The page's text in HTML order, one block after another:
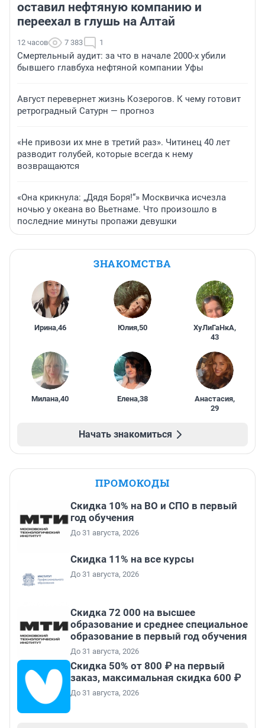
оставил нефтяную компанию и
переехал в глушь на Алтай
12 часов 7 383 1
Смертельный аудит: за что в начале 2000-х убили
бывшего главбуха нефтяной компании Уфы
Август перевернет жизнь Козерогов. К чему готовит
ретроградный Сатурн — прогноз
«Не привози их мне в третий раз». Читинец 40 лет
разводит голубей, которые всегда к нему
возвращаются
«Она крикнула: „Дядя Боря!“» Москвичка исчезла
ночью у океана во Вьетнаме. Что произошло в
последние минуты пропажи девушки
ЗНАКОМСТВА
Ирина,46 Юлия,50 ХуЛиГаНкА,
43
Милана,40 Елена,38 Анастасия,
29
Начать знакомиться
ПРОМОКОДЫ
Скидка 10% на ВО и СПО в первый
год обучения
До 31 августа, 2026
Скидка 11% на все курсы
До 31 августа, 2026
Скидка 72 000 на высшее
образование и среднее специальное
образование в первый год обучения
До 31 августа, 2026
Скидка 50% от 800 ₽ на первый
заказ, максимальная скидка 600 ₽
До 31 августа, 2026